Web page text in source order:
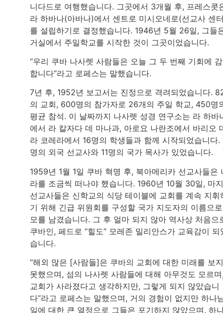
니다드로 여행했습니다. 그곳에서 3개월 후, 프레스콧
라 하바나(아바나)에서 센트로 미시오네로(선교사 센
를 설립하기로 결정했습니다. 1946년 5월 26일, 그들
거실에서 주일학교를 시작한 것이 그곳이었습니다.
“우리 쿠바 나사렛 사람들은 오늘 그 두 번째 기회에
합니다”라고 로페스는 말했습니다.
7년 후, 1952년 보고서는 진정으로 격려되었습니다.
의 교회, 600명의 참가자로 26개의 주일 학교, 450명
평균 참석. 이 날짜까지 나사렛 성경 연구소는 라 하바
에서 라 칼자다 데 마나과, 아로요 나란조에서 바리오
라 코레라에서 16명의 학생들과 함께 시작되었습니다.
명의 외국 선교사와 11명의 국가 목사가 있었습니다.
1959년 1월 1일 쿠바 혁명 후, 북아메리카 선교사들은
라를 조금씩 떠나야 했습니다. 1960년 10월 30일, 마
선교사들은 신학교의 식당 테이블에 교회를 계속 지휘
기 위해 긴급 위원회를 구성할 국가 지도자의 이름으
모를 남겼습니다. 그 후 얼마 되지 않아 역사상 처음으
쿠바인, 페드로 “힐도” 모레존 밀리안스가 교육감이 되
습니다.
“해외 많은 [사람들]은 쿠바의 교회에 대한 미래를 보지
못했으며, 섬의 나사렛 사람들에 대해 아무것도 모르
교회가 사라졌다고 생각하지만, 그렇게 되지 않았습니
다”라고 로페스는 말했으며, 거의 경험이 없지만 하나
일에 대한 큰 열정으로 그들은 포기하지 않았으며, 하